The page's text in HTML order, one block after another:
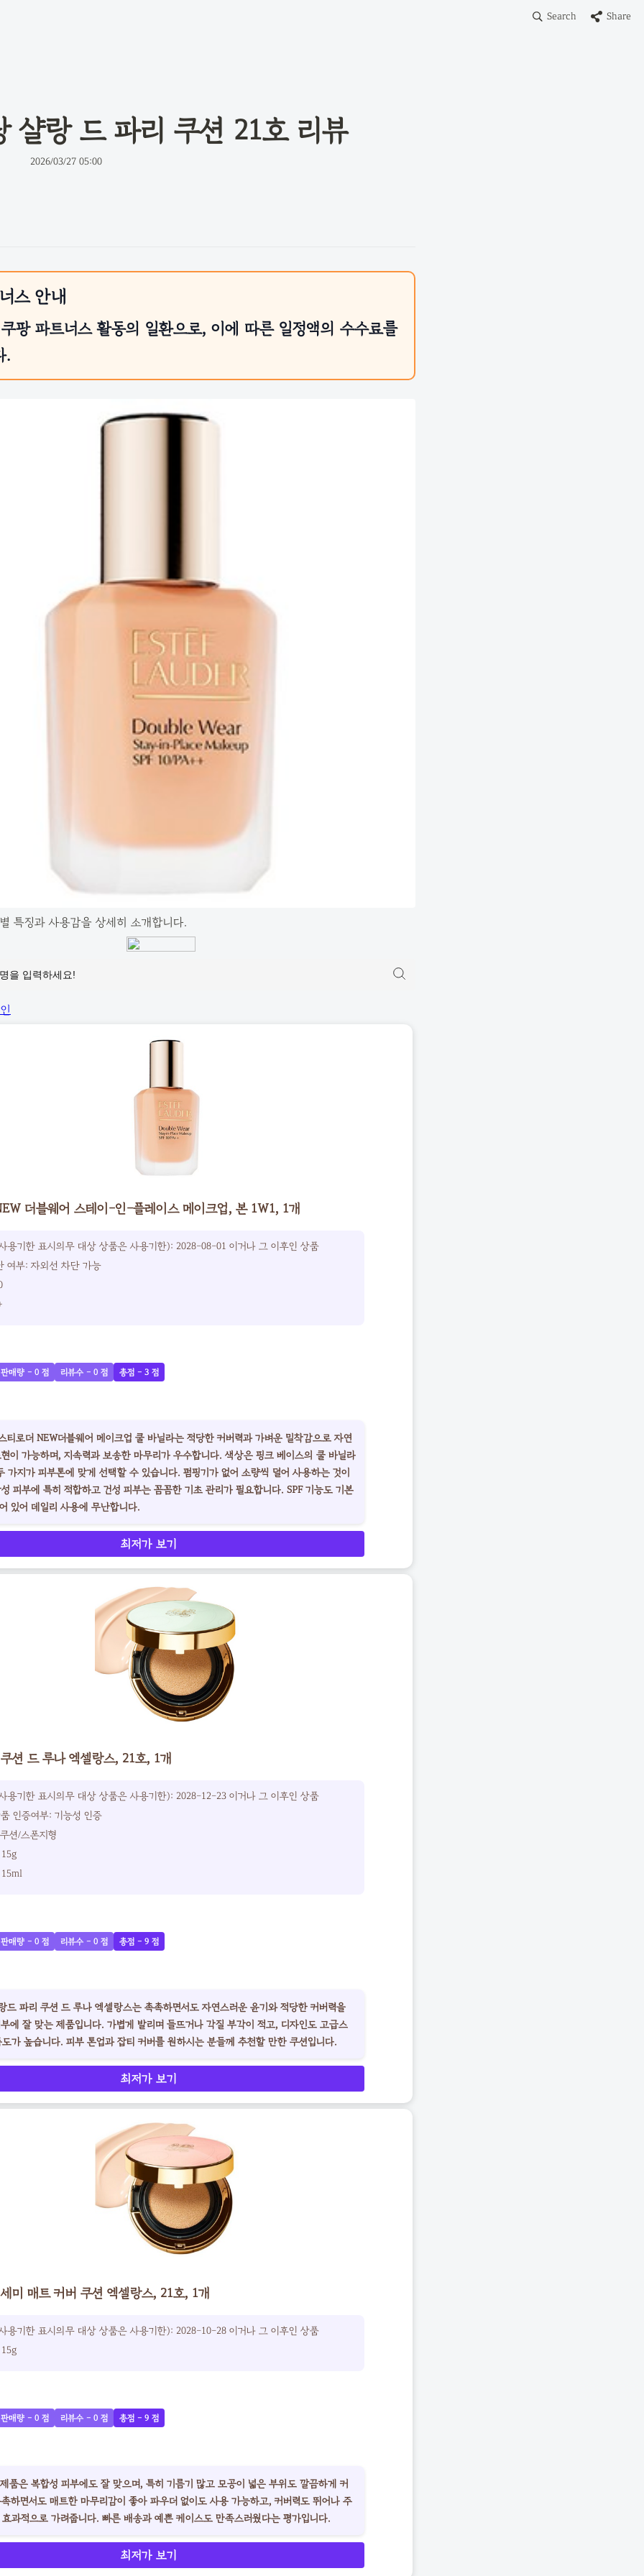
Search Share
샬랑 드 파리 쿠션 21호 리뷰
2026/03/27 05:00
스 안내
팡 파트너스 활동의 일환으로, 이에 따른 일정액의 수수료를
.
특징과 사용감을 상세히 소개합니다.
더블웨어 스테이-인-플레이스 메이크업, 본 1W1, 1개
용기한 표시의무 대상 상품은 사용기한): 2028-08-01 이거나 그 이후인 상품
여부: 자외선 차단 가능
판매량 - 0 점 리뷰수 - 0 점 총점 - 3 점
티로더 NEW더블웨어 메이크업 쿨 바닐라는 적당한 커버력과 가벼운 밀착감으로 자연
이 가능하며, 지속력과 보송한 마무리가 우수합니다. 색상은 핑크 베이스의 쿨 바닐라
가지가 피부톤에 맞게 선택할 수 있습니다. 펌핑기가 없어 소량씩 덜어 사용하는 것이
피부에 특히 적합하고 건성 피부는 꼼꼼한 기초 관리가 필요합니다. SPF 기능도 기본
있어 데일리 사용에 무난합니다.
최저가 보기
션 드 루나 엑셀랑스, 21호, 1개
용기한 표시의무 대상 상품은 사용기한): 2028-12-23 이거나 그 이후인 상품
인증여부: 기능성 인증
션/스폰지형
판매량 - 0 점 리뷰수 - 0 점 총점 - 9 점
드 파리 쿠션 드 루나 엑셀랑스는 촉촉하면서도 자연스러운 윤기와 적당한 커버력을
에 잘 맞는 제품입니다. 가볍게 발리며 들뜨거나 각질 부각이 적고, 디자인도 고급스
가 높습니다. 피부 톤업과 잡티 커버를 원하시는 분들께 추천할 만한 쿠션입니다.
최저가 보기
미 매트 커버 쿠션 엑셀랑스, 21호, 1개
용기한 표시의무 대상 상품은 사용기한): 2028-10-28 이거나 그 이후인 상품
판매량 - 0 점 리뷰수 - 0 점 총점 - 9 점
품은 복합성 피부에도 잘 맞으며, 특히 기름기 많고 모공이 넓은 부위도 깔끔하게 커
하면서도 매트한 마무리감이 좋아 파우더 없이도 사용 가능하고, 커버력도 뛰어나 주
과적으로 가려줍니다. 빠른 배송과 예쁜 케이스도 만족스러웠다는 평가입니다.
최저가 보기